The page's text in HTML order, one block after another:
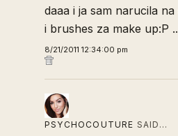
daaa i ja sam narucila
i brushes za make up:P
8/21/2011 12:34:00 pm
PSYCHOCOUTURE SAID…